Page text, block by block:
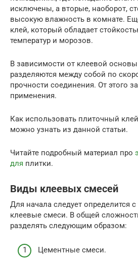
исключены, а вторые, наоборот,
высокую влажность в комнате.
клей, который обладает
температур и морозов.
В зависимости от клеевой
разделяются между собой по
прочности соединения. От этого
применения.
Как использовать плиточный
можно узнать из данной статьи.
Читайте подробный материал про
для плитки.
Виды клеевых смесей
Для начала следует определится
клеевые смеси. В общей
разделять следующим образом:
Цементные смеси.